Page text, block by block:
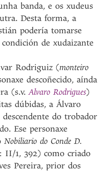
banda, e os xudeus
Desta forma, a
podería tomarse
de xudaizante
Rodriguiz (monteiro
descoñecido, aínda
(s.v.Alvaro Rodrigues)
dúbidas, a Álvaro
do trobador
Ese personaxe
Nobiliario do Conde D.
II/1, 392) como criado
Pereira, prior dos